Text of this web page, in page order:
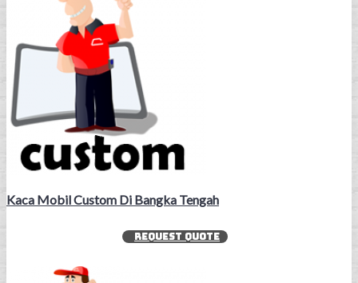
Kaca Mobil Custom Di Bangka Tengah
REQUEST QUOTE